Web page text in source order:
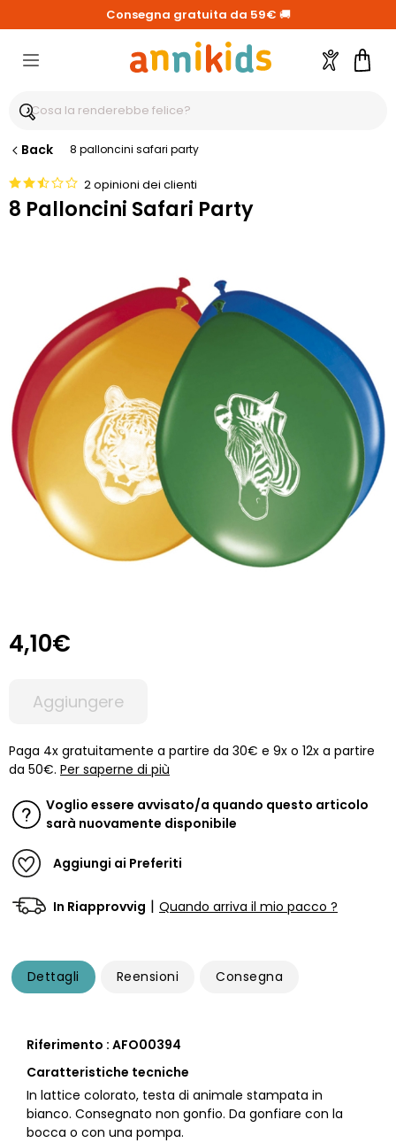
Consegna gratuita da 59€ 🚚
Account
Back 8 palloncini safari party
2 opinioni dei clienti
8 Palloncini Safari Party
4,10€
Aggiungere
Paga 4x gratuitamente a partire da 30€ e 9x o 12x a partire
da 50€. Per saperne di più
Voglio essere avvisato/a quando questo articolo
sarà nuovamente disponibile
Aggiungi ai Preferiti
In Riapprovvig | Quando arriva il mio pacco ?
Dettagli Reensioni Consegna
Riferimento : AFO00394
Caratteristiche tecniche
In lattice colorato, testa di animale stampata in
bianco. Consegnato non gonfio. Da gonfiare con la
bocca o con una pompa.